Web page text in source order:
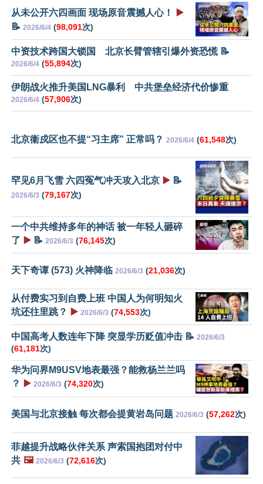
从未公开六四画面 现场原音震撼人心！
▶️
📝 2026/6/4 (98,091次)
中资技术跨国大锁国 北京长臂管辖引爆外资恐慌 📝
2026/6/4 (55,894次)
伊朗战火推升美国LNG暴利 中共堡垒经济代价惨重
2026/6/4 (57,906次)
北京衞戍区也不提“习主席” 正常吗？ 2026/6/4 (61,548次)
罕见6月飞雪 六四冤气冲天攻入北京 ▶️ 📝
2026/6/3 (79,167次)
一个中共维持多年的神话 被一年轻人砸碎
了 ▶️ 📝 2026/6/3 (76,145次)
天下奇谭 (573) 火神降临 2026/6/3 (21,036次)
从付费实习到自费上班 中国人为何明知火
坑还往里跳？
▶️ 2026/6/3 (74,553次)
中国高考人数连年下降 突显学历贬值冲击 📝 2026/6/3
(61,181次)
华为问界M9USV地表最强？能救杨兰兰吗
？
▶️ 2026/6/3 (74,320次)
美国与北京接触 每次都会提黄岩岛问题 2026/6/3 (57,262次)
菲越提升战略伙伴关系 声索国抱团对付中
共 🖼️ 2026/6/3 (72,616次)